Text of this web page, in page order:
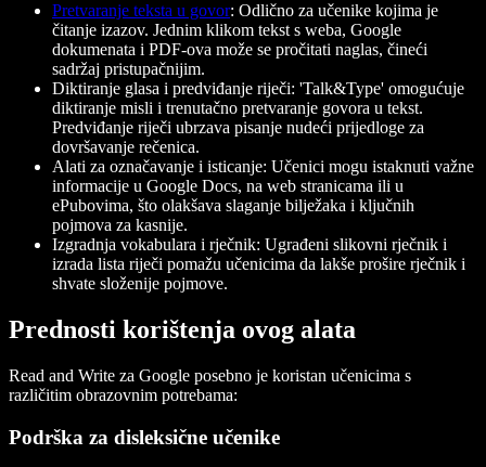
Pretvaranje teksta u govor: Odlično za učenike kojima je
čitanje izazov. Jednim klikom tekst s weba, Google
dokumenata i PDF-ova može se pročitati naglas, čineći
sadržaj pristupačnijim.
Diktiranje glasa i predviđanje riječi: 'Talk&Type' omogućuje
diktiranje misli i trenutačno pretvaranje govora u tekst.
Predviđanje riječi ubrzava pisanje nudeći prijedloge za
dovršavanje rečenica.
Alati za označavanje i isticanje: Učenici mogu istaknuti važne
informacije u Google Docs, na web stranicama ili u
ePubovima, što olakšava slaganje bilježaka i ključnih
pojmova za kasnije.
Izgradnja vokabulara i rječnik: Ugrađeni slikovni rječnik i
izrada lista riječi pomažu učenicima da lakše prošire rječnik i
shvate složenije pojmove.
Prednosti korištenja ovog alata
Read and Write za Google posebno je koristan učenicima s
različitim obrazovnim potrebama:
Podrška za disleksične učenike